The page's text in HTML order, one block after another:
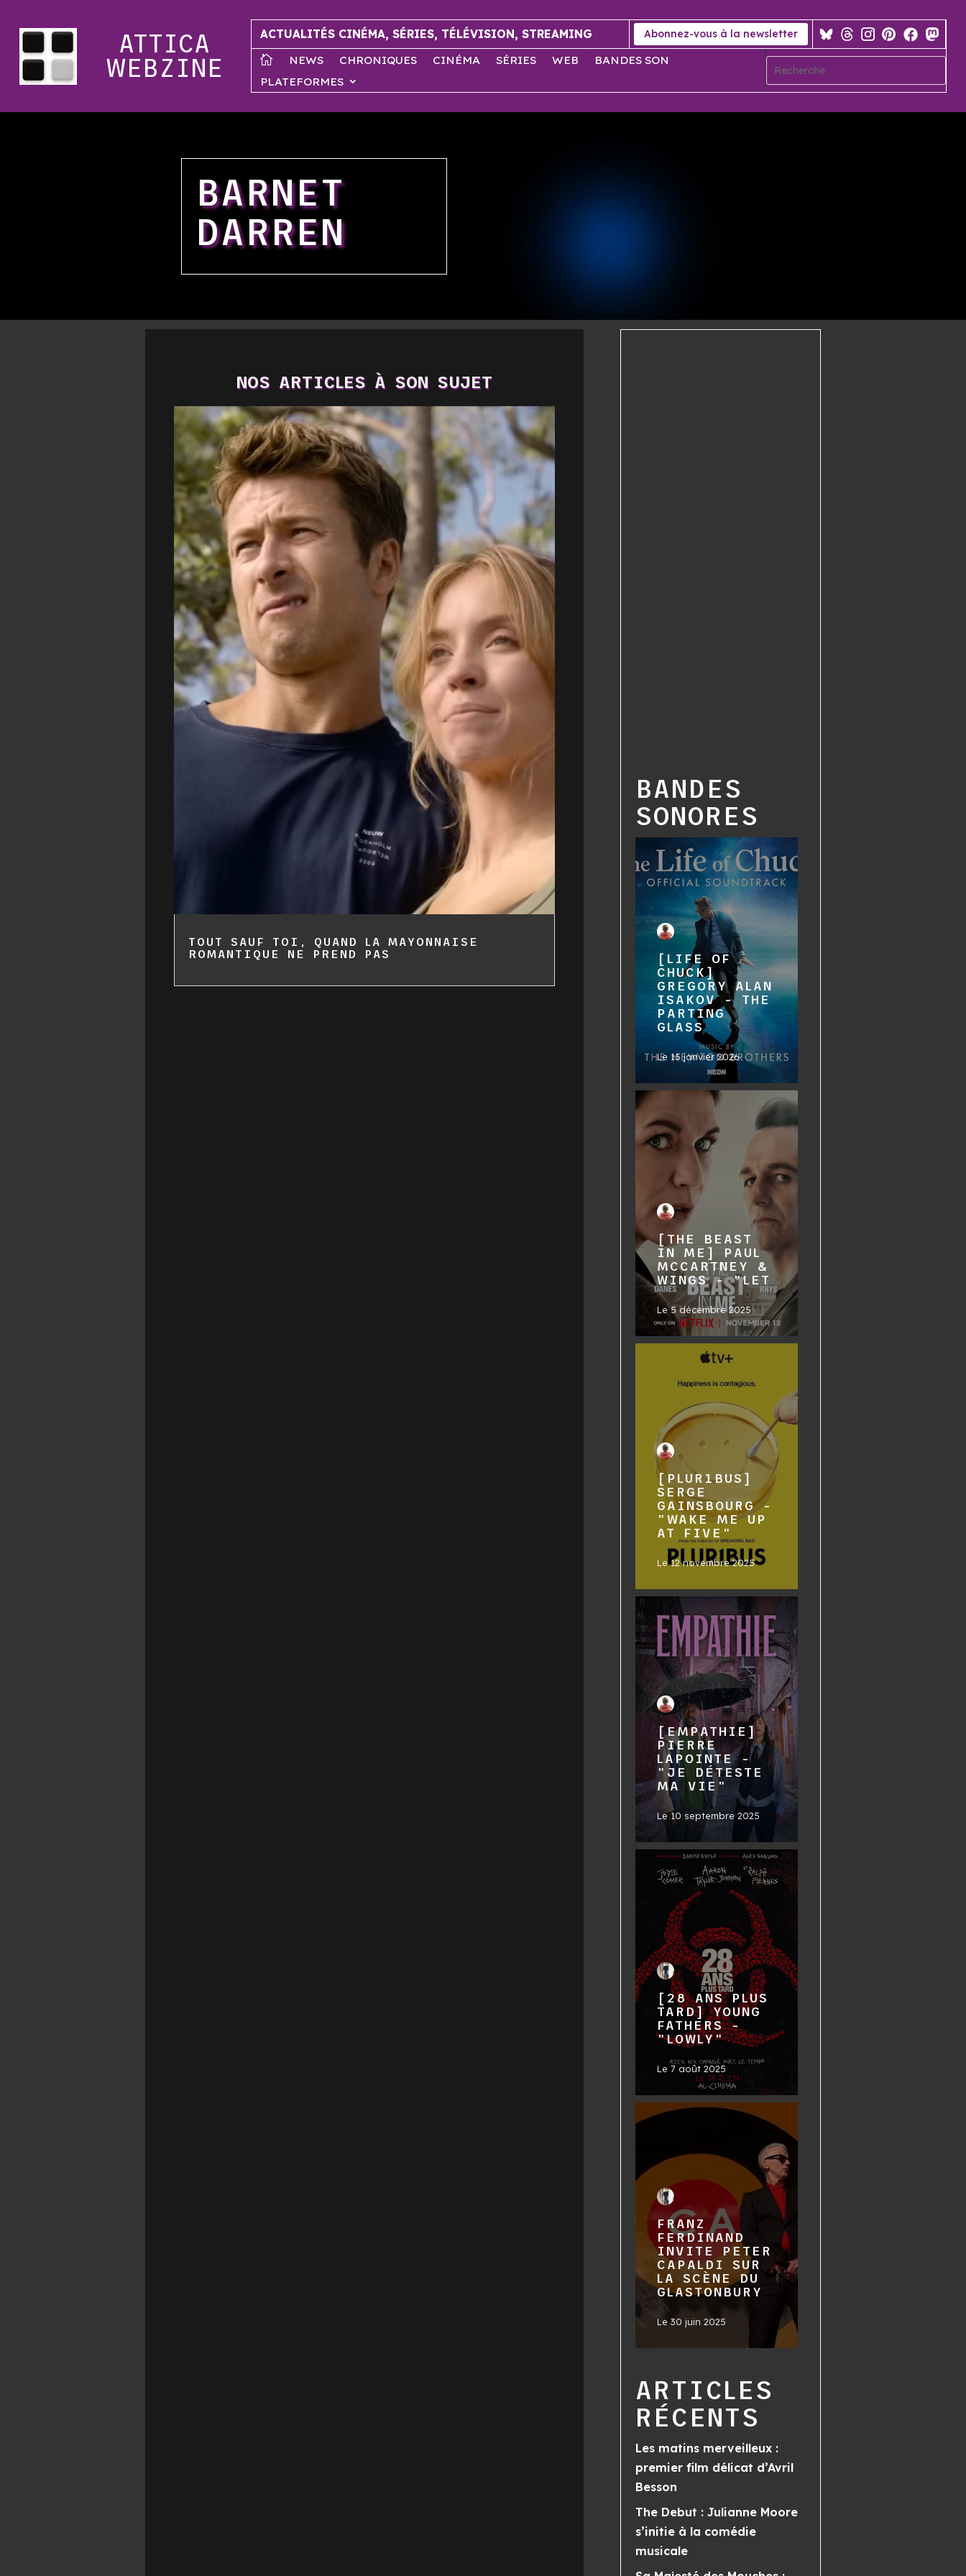
ATTICA
WEBZINE
ACTUALITÉS CINÉMA, SÉRIES, TÉLÉVISION, STREAMING Abonnez-vous à la newsletter
 NEWS CHRONIQUES CINÉMA SÉRIES WEB
BANDES SON
PLATEFORMES
BARNET
DARREN
NOS ARTICLES À SON SUJET
TOUT SAUF TOI, QUAND LA MAYONNAISE
ROMANTIQUE NE PREND PAS
BANDES
SONORES
[LIFE OF
CHUCK]
GREGORY ALAN
ISAKOV - THE
PARTING
GLASS
Le 15 janvier 2026
[THE BEAST
IN ME] PAUL
MCCARTNEY &
WINGS - "LET
Le5 décembre 2025
[PLUR1BUS]
SERGE
GAINSBOURG -
"WAKE ME UP
AT FIVE"
Le12 novembre 2025
[EMPATHIE]
PIERRE
LAPOINTE -
"JE DÉTESTE
MA VIE"
Le10 septembre 2025
[28 ANS PLUS
TARD] YOUNG
FATHERS -
"LOWLY"
Le7 août 2025
FRANZ
FERDINAND
INVITE PETER
CAPALDI SUR
LA SCÈNE DU
GLASTONBURY
Le30 juin 2025
ARTICLES
RÉCENTS
Les matins merveilleux :
premier film délicat d’Avril
Besson
The Debut : Julianne Moore
s’initie à la comédie
musicale